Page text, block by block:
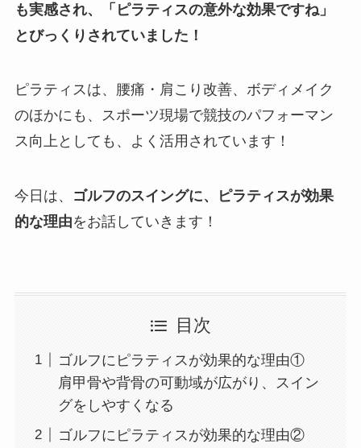
も実感され、「ピラティスの意外な効果ですね」
とびっくりされていました！
ピラティスは、腰痛・肩こり改善、ボディメイク
のほかにも、スポーツ現場で競技のパフォーマン
ス向上としても、よく活用されています！
今日は、
ゴルフのスイングに、ピラティスが効果
的な理由をお話していきます！
目次
ゴルフにピラティスが効果的な理由①
肩甲骨や背骨の可動域が広がり、スイン
グをしやすくなる
ゴルフにピラティスが効果的な理由②